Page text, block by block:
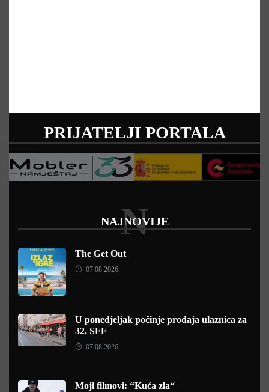
PRIJATELJI PORTALA
NAJNOVIJE
N
The Get Out
07.08.2026.
U ponedjeljak počinje prodaja ulaznica za
32. SFF
07.08.2026.
Moji filmovi: “Kuća zla“